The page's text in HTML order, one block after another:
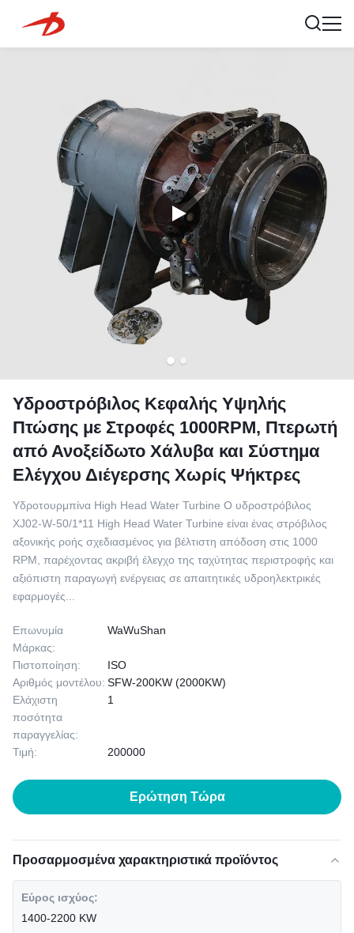
Υδροστρόβιλος Κεφαλής Υψηλής
Πτώσης με Στροφές 1000RPM, Πτερωτή
από Ανοξείδωτο Χάλυβα και Σύστημα
Ελέγχου Διέγερσης Χωρίς Ψήκτρες
Υδροτουρμπίνα High Head Water Turbine Ο υδροστρόβιλος
XJ02-W-50/1*11 High Head Water Turbine είναι ένας στρόβιλος
αξονικής ροής σχεδιασμένος για βέλτιστη απόδοση στις 1000
RPM, παρέχοντας ακριβή έλεγχο της ταχύτητας περιστροφής και
αξιόπιστη παραγωγή ενέργειας σε απαιτητικές υδροηλεκτρικές
εφαρμογές...
Επωνυμία
Μάρκας:
WaWuShan
Πιστοποίηση:
ISO
Αριθμός μοντέλου: SFW-200KW (2000KW)
Ελάχιστη
ποσότητα
παραγγελίας:
1
Τιμή: 200000
Ερώτηση Τώρα
Προσαρμοσμένα χαρακτηριστικά προϊόντος
Εύρος ισχύος:
1400-2200 KW